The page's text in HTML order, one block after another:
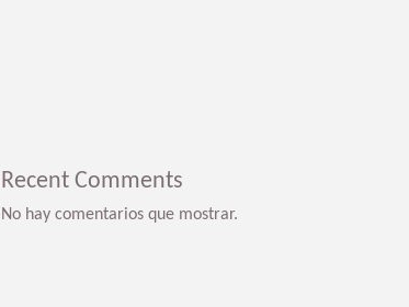
Recent Comments
No hay comentarios que mostrar.